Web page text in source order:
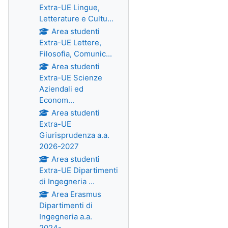
Extra-UE Lingue,
Letterature e Cultu...
Area studenti
Extra-UE Lettere,
Filosofia, Comunic...
Area studenti
Extra-UE Scienze
Aziendali ed
Econom...
Area studenti
Extra-UE
Giurisprudenza a.a.
2026-2027
Area studenti
Extra-UE Dipartimenti
di Ingegneria ...
Area Erasmus
Dipartimenti di
Ingegneria a.a.